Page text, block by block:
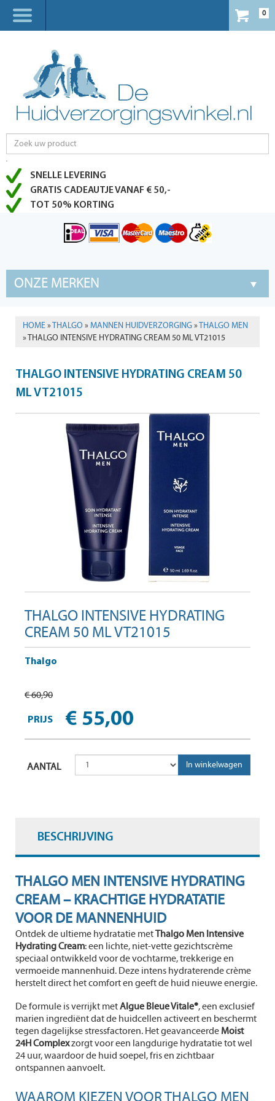
0
SNELLE LEVERING
GRATIS CADEAUTJE VANAF € 50,-
TOT 50% KORTING
ONZE MERKEN
HOME»THALGO »MANNEN HUIDVERZORGING»THALGO MEN
» THALGO INTENSIVE HYDRATING CREAM 50 ML VT21015
THALGO INTENSIVE HYDRATING CREAM 50
ML VT21015
THALGO INTENSIVE HYDRATING
CREAM 50 ML VT21015
Thalgo
€ 60,90
PRIJS € 55,00
AANTAL
BESCHRIJVING
THALGO MEN INTENSIVE HYDRATING
CREAM – KRACHTIGE HYDRATATIE
VOOR DE MANNENHUID
Ontdek de ultieme hydratatie metThalgo Men Intensive
Hydrating Cream: een lichte, niet-vette gezichtscrème
speciaal ontwikkeld voor de vochtarme, trekkerige en
vermoeide mannenhuid. Deze intens hydraterende crème
herstelt direct het comfort en geeft de huid nieuwe energie.
De formule is verrijkt metAlgue Bleue Vitale®, een exclusief
marien ingrediënt dat de huidcellen activeert en beschermt
tegen dagelijkse stressfactoren. Het geavanceerde Moist
24H Complexzorgt voor een langdurige hydratatie tot wel
24 uur, waardoor de huid soepel, fris en zichtbaar
ontspannen aanvoelt.
WAAROM KIEZEN VOOR THALGO MEN